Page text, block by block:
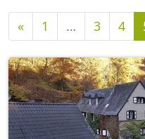
«Vorherige
1 … 3 4